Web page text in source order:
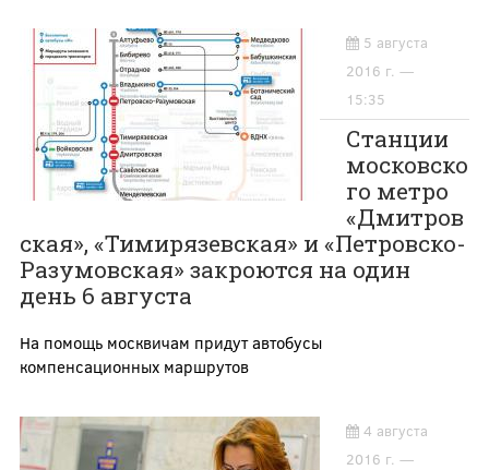
5 августа
2016 г. —
15:35
Станции
московско
го метро
«Дмитров
ская», «Тимирязевская» и «Петровско-
Разумовская» закроются на один
день 6 августа
На помощь москвичам придут автобусы
компенсационных маршрутов
4 августа
2016 г. —